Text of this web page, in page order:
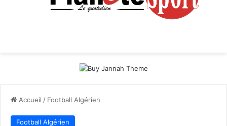
Accueil / Football Algérien
Football Algérien